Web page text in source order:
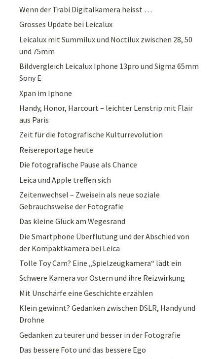
Wenn der Trabi Digitalkamera heisst …
Grosses Update bei Leicalux
Leicalux mit Summilux und Noctilux zwischen 28, 50
und 75mm
Bildvergleich Leicalux Iphone 13pro und Sigma 65mm
Sony E
Xpan im Iphone
Handy, Honor, Harcourt – leichter Lenstrip mit Flair
aus Paris
Zeit für die fotografische Kulturrevolution
Reisereportage heute
Die fotografische Pause als Chance
Leica und Apple treffen sich
Zeitenwechsel – Zweisein als neue soziale
Gebrauchsweise der Fotografie
Das kleine Glück am Wegesrand
Die Smartphone Überflutung und der Abschied von
der Kompaktkamera bei Leica
Tolle Toy Cam? Eine „Spielzeugkamera“ lädt ein
Schwere Kamera vor Ostern und ihre Reizwirkung
Mit Unschärfe eine Geschichte erzählen
Klein gewinnt? Gedanken zwischen DSLR, Handy und
Drohne
Gedanken zu teurer und besser in der Fotografie
Das bessere Foto und das bessere Ego